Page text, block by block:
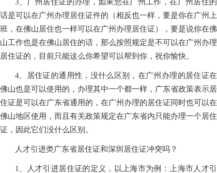
3、广州居住证的办理，如果您在广州工作，在广州居住的
话是可以在广州办理居住证件的（相反也一样，要是你在广州上
班，在佛山居住也一样可以在广州办理居住证），要是说你在佛
山工作也是在佛山居住的话，那么按照规定是不可以在广州办理
居住证的，目前只能这么你希望可以帮到你，祝你愉快。
4、居住证的通用性，没什么区别，在广州办理的居住证在
佛山也是可以使用的，办理其中一个都一样，广东省政策表示居
住证是可以在广东省通用的，在广州办理的居住证同时也可以在
佛山地区使用，而且有关政策规定在广东省内只能办理一个居住
证，因此它们没什么区别。
人才引进类广东省居住证和深圳居住证冲突吗？
1、人才引进居住证的定义，以上海市为例：上海市人才引